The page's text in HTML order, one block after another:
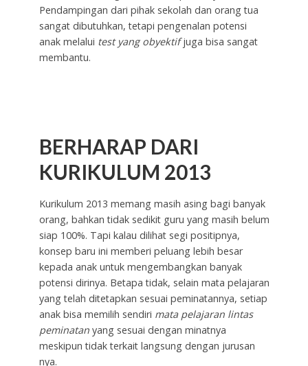
Pendampingan dari pihak sekolah dan orang tua
sangat dibutuhkan, tetapi pengenalan potensi
anak melalui test yang obyektifjuga bisa sangat
membantu.
BERHARAP DARI
KURIKULUM 2013
Kurikulum 2013 memang masih asing bagi banyak
orang, bahkan tidak sedikit guru yang masih belum
siap 100%. Tapi kalau dilihat segi positipnya,
konsep baru ini memberi peluang lebih besar
kepada anak untuk mengembangkan banyak
potensi dirinya. Betapa tidak, selain mata pelajaran
yang telah ditetapkan sesuai peminatannya, setiap
anak bisa memilih sendiri mata pelajaran lintas
peminatanyang sesuai dengan minatnya
meskipun tidak terkait langsung dengan jurusan
nya.